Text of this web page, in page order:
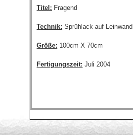
Titel: Fragend
Technik: Sprühlack auf Leinwand
Größe: 100cm X 70cm
Fertigungszeit: Juli 2004